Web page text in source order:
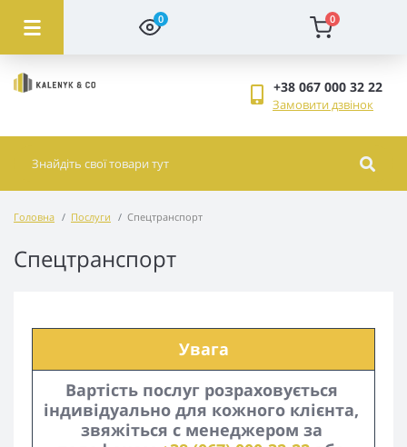
0 0
+38 067 000 32 22
Замовити дзвінок
Головна Послуги Спецтранспорт
Спецтранспорт
Увага
Вартість послуг розраховується
індивідуально для кожного клієнта,
звяжіться с менеджером за